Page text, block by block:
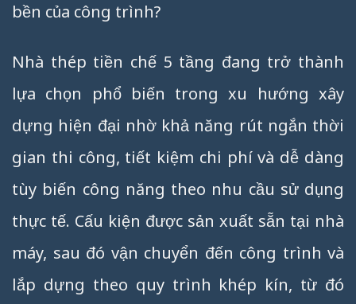
bền của công trình?
Nhà thép tiền chế 5 tầng đang trở thành
lựa chọn phổ biến trong xu hướng xây
dựng hiện đại nhờ khả năng rút ngắn thời
gian thi công, tiết kiệm chi phí và dễ dàng
tùy biến công năng theo nhu cầu sử dụng
thực tế. Cấu kiện được sản xuất sẵn tại nhà
máy, sau đó vận chuyển đến công trình và
lắp dựng theo quy trình khép kín, từ đó